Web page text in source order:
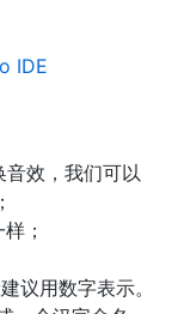
IDE
音效，我们可以
；
议用数字表示。